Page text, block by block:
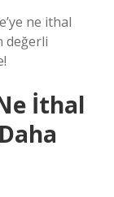
ne ithal
değerli
İthal